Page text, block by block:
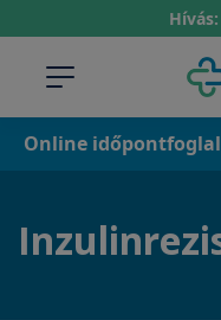
Hívás:
Online